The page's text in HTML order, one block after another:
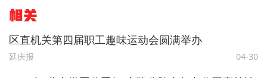
相关
区直机关第四届职工趣味运动会圆满举办
延庆报 04-30